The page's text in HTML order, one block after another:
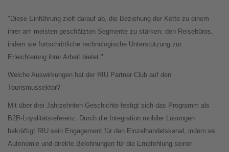
"Diese Einführung zielt darauf ab, die Beziehung der Kette zu einem
ihrer am meisten geschätzten Segmente zu stärken: den Reisebüros,
indem sie fortschrittliche technologische Unterstützung zur
Erleichterung ihrer Arbeit bietet."
Welche Auswirkungen hat der RIU Partner Club auf den
Tourismussektor?
Mit über drei Jahrzehnten Geschichte festigt sich das Programm als
B2B-Loyalitätsreferenz. Durch die Integration mobiler Lösungen
bekräftigt RIU sein Engagement für den Einzelhandelskanal, indem es
Autonomie und direkte Belohnungen für die Empfehlung seiner